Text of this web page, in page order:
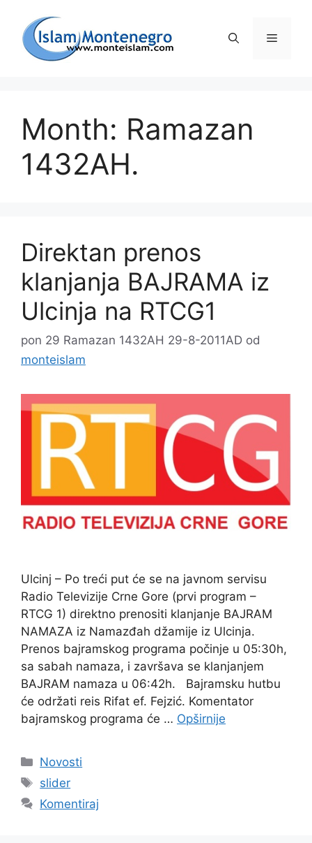
sadržaj
Month: Ramazan
1432AH.
Direktan prenos
klanjanja BAJRAMA iz
Ulcinja na RTCG1
pon 29 Ramazan 1432AH 29-8-2011AD od
monteislam
Ulcinj – Po treći put će se na javnom servisu
Radio Televizije Crne Gore (prvi program –
RTCG 1) direktno prenositi klanjanje BAJRAM
NAMAZA iz Namazđah džamije iz Ulcinja.
Prenos bajramskog programa počinje u 05:30h,
sa sabah namaza, i završava se klanjanjem
BAJRAM namaza u 06:42h. Bajramsku hutbu
će održati reis Rifat ef. Fejzić. Komentator
bajramskog programa će … Opširnije
Kategorije
Novosti
Oznake
slider
Komentiraj